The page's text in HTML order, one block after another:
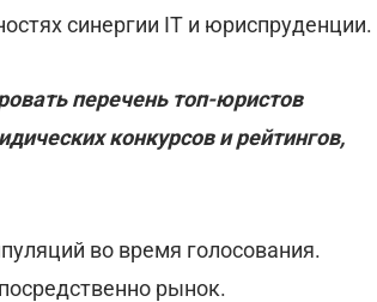
синергии IT и юриспруденции.
перечень топ-юристов
конкурсов и рейтингов,
во время голосования.
рынок.